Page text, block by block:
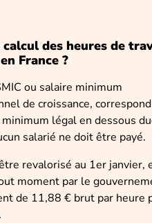
calcul des heures de
France ?
ou salaire minimum
de croissance,
légal en dessous
salarié ne doit être payé.
revalorisé au 1er janvier,
moment par le
de 11,88 € brut par heure